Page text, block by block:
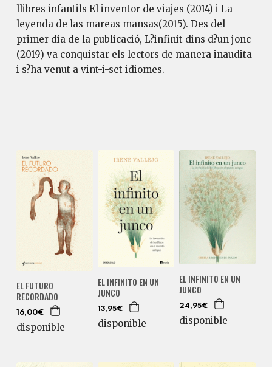
llibres infantils El inventor de viajes (2014) i La
leyenda de las mareas mansas(2015). Des del
primer dia de la publicació, L?infinit dins d?un jonc
(2019) va conquistar els lectors de manera inaudita
i s?ha venut a vint-i-set idiomes.
EL FUTURO
RECORDADO
16,00€
disponible
EL INFINITO EN UN
JUNCO
13,95€
disponible
EL INFINITO EN UN
JUNCO
24,95€
disponible